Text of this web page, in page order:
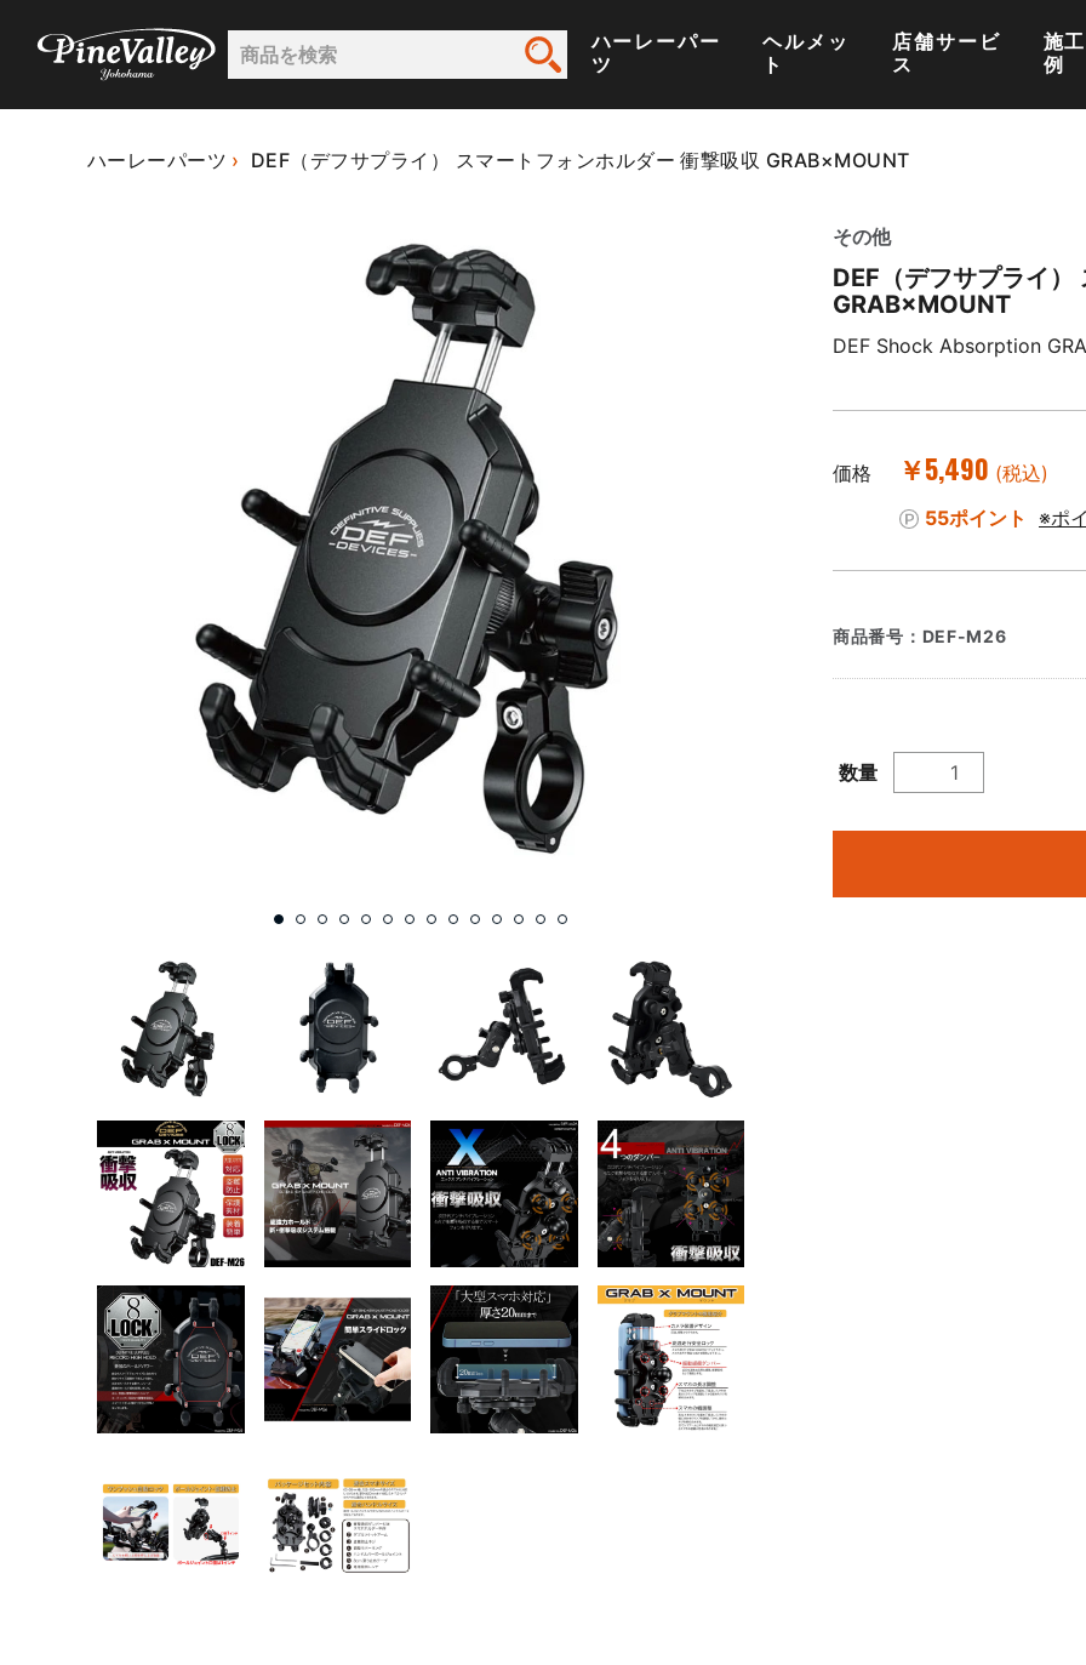
ハーレーパー
ツ
ヘルメッ
ト
店舗サービ
ス
施
例
ハーレーパーツ DEF（デフサプライ） スマートフォンホルダー 衝撃吸収 GRAB×MOUNT
その他
DEF（デフサプライ）
GRAB×MOUNT
DEF Shock Absorption
価格 ￥5,490 (税込)
55ポイント
※ポ
商品番号： DEF-M26
数量